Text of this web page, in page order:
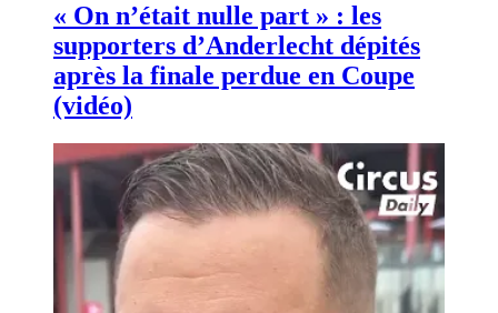
« On n’était nulle part » : les
supporters d’Anderlecht dépités
après la finale perdue en Coupe
(vidéo)